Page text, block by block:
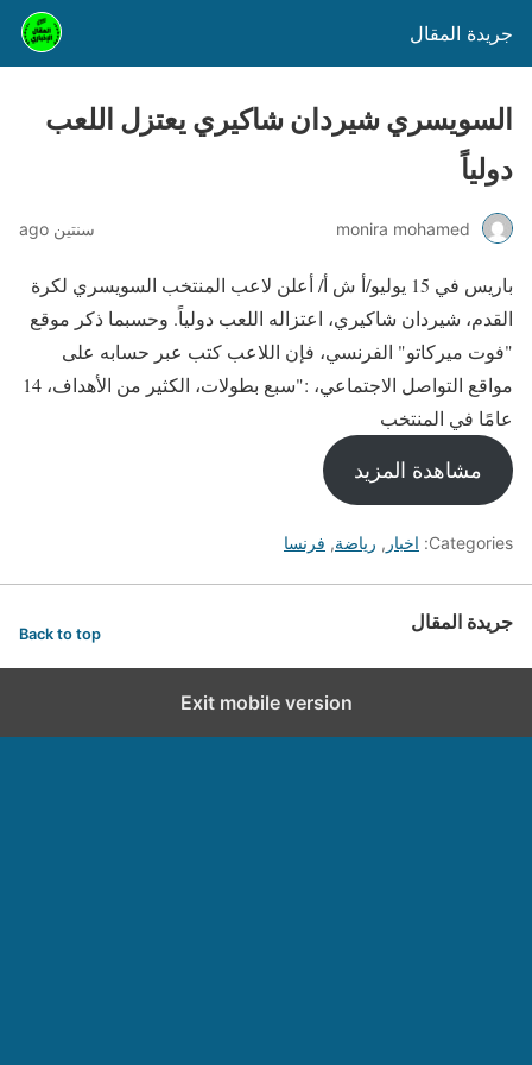
جريدة المقال
السويسري شيردان شاكيري يعتزل اللعب
دولياً
monira mohamed سنتين ago
باريس في 15 يوليو/أ ش أ/ أعلن لاعب المنتخب السويسري لكرة
القدم، شيردان شاكيري، اعتزاله اللعب دولياً. وحسبما ذكر موقع
"فوت ميركاتو" الفرنسي، فإن اللاعب كتب عبر حسابه على
مواقع التواصل الاجتماعي، :"سبع بطولات، الكثير من الأهداف، 14
عامًا في المنتخب
مشاهدة المزيد
Categories: اخبار , رياضة, فرنسا
جريدة المقال Back to top
Exit mobile version